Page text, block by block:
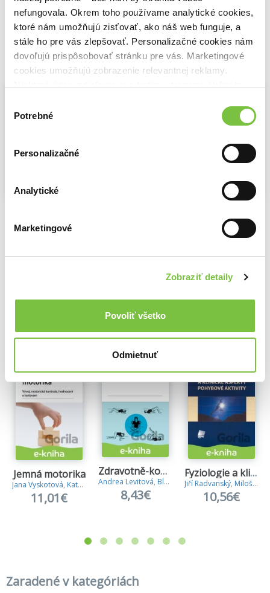
nefungovala. Okrem toho používame analytické cookies,
ktoré nám umožňujú zisťovať, ako náš web funguje, a
stále ho pre vás zlepšovať. Personalizačné cookies nám
dovoľujú prispôsobovať stránku pre vás. Marketingové
cookies umožňujú zobrazenie relevantnej reklamy.
cookies.
súhlasu
Potrebné
Personalizačné
Analytické
Marketingové
Zobraziť detaily
Povoliť všetko
Odmietnuť
Vybrané pre teba
18,37€
Leoš Navrátil,Luisa Milada Šedivcová
21,69€
Ďalšie z kategórie Knihy o fyzioterapii
Viac z tejto kategórie
Jemná motorika
Jana Vyskotová, Kateřina Macháčková
11,01€
Zdravotně-kompenzační cvičení
Andrea Levitová, Blanka Hošková
8,43€
Fyziologie a klinické aspekty pohybové aktivity
Jiří Radvanský, Miloš Máček
10,56€
Zaradené v kategóriách